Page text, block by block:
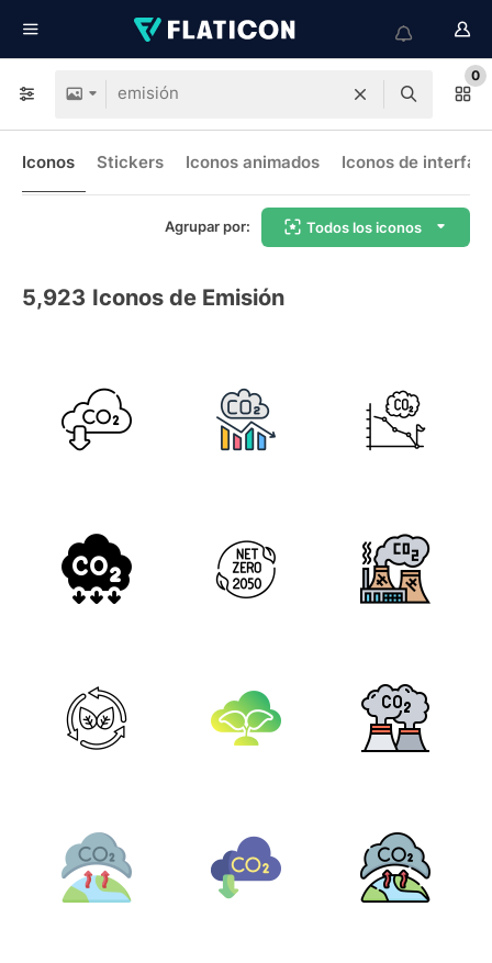
0
Iconos Stickers Iconos animados Iconos de interfaz
Agrupar por: Todos los iconos
5,923 Iconos de Emisión